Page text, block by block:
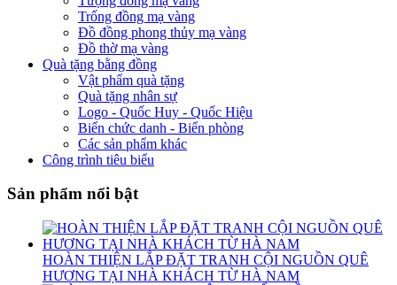
Trống đồng mạ vàng
Đồ đồng phong thủy mạ vàng
Đồ thờ mạ vàng
Quà tặng bằng đồng
Vật phẩm quà tặng
Quà tặng nhân sự
Logo - Quốc Huy - Quốc Hiệu
Biển chức danh - Biển phòng
Các sản phẩm khác
Công trình tiêu biểu
Sản phẩm nổi bật
HOÀN THIỆN LẮP ĐẶT TRANH CỘI NGUỒN QUÊ
HƯƠNG TẠI NHÀ KHÁCH TỪ HÀ NAM